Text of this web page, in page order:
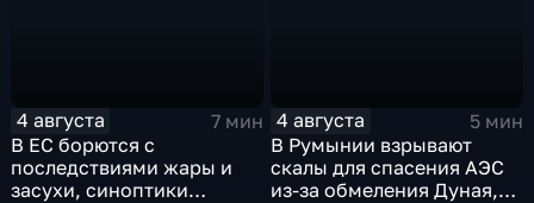
4 августа
7 мин
В ЕС борются с
последствиями жары и
засухи, синоптики
4 августа
5 мин
В Румынии взрывают
скалы для спасения АЭС
из-за обмеления Дуная,